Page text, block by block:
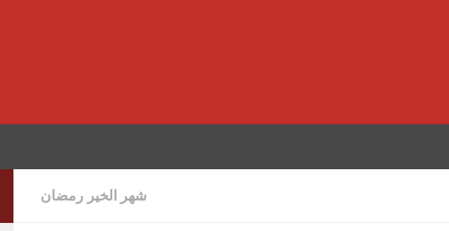
شهر الخير رمضان